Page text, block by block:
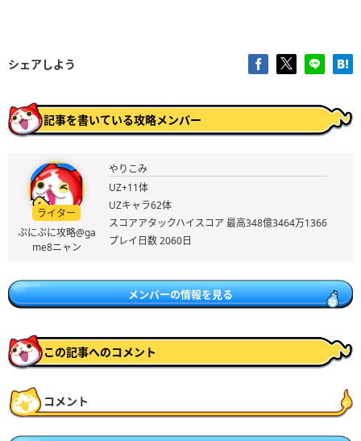
シェアしよう
記事を書いている攻略メンバー
ライター
ぷにぷに攻略@ga
me8ニャン
やりこみ
UZ+11体
UZキャラ62体
スコアアタックハイスコア 最高348億3464万1366
プレイ日数 2060日
メンバーの情報を見る
この記事へのコメント
コメント